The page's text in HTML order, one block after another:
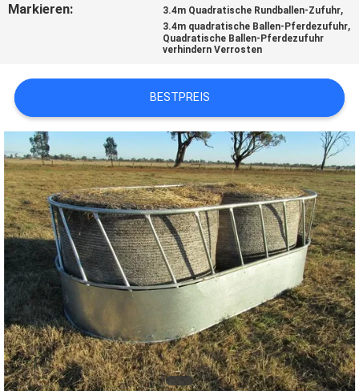
FORDERN
SIE
EIN
ZITAT
SITEMAP
PRIVACY
POLICY
Markieren: 3.4m Quadratische Rundballen-Zufuhr,
3.4m quadratische Ballen-Pferdezufuhr,
Quadratische Ballen-Pferdezufuhr
verhindern Verrosten
BESTPREIS